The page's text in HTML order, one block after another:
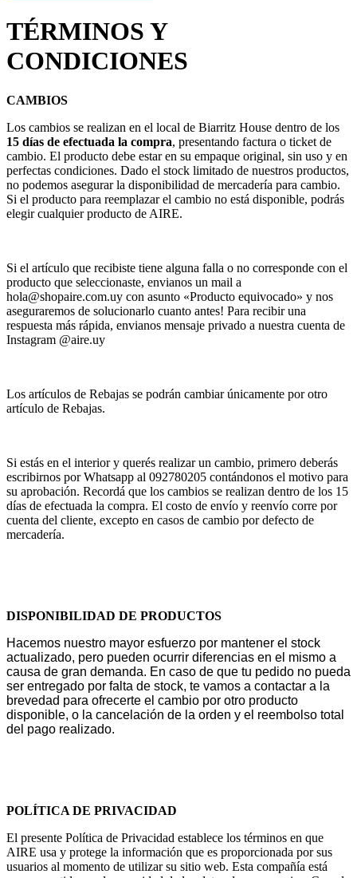
TÉRMINOS Y
CONDICIONES
CAMBIOS
Los cambios se realizan en el local de Biarritz House dentro de los
15 días de efectuada la compra, presentando factura o ticket de
cambio. El producto debe estar en su empaque original, sin uso y en
perfectas condiciones. Dado el stock limitado de nuestros productos,
no podemos asegurar la disponibilidad de mercadería para cambio.
Si el producto para reemplazar el cambio no está disponible, podrás
elegir cualquier producto de AIRE.
Si el artículo que recibiste tiene alguna falla o no corresponde con el
producto que seleccionaste, envianos un mail a
hola@shopaire.com.uy con asunto «Producto equivocado» y nos
aseguraremos de solucionarlo cuanto antes! Para recibir una
respuesta más rápida, envianos mensaje privado a nuestra cuenta de
Instagram @aire.uy
Los artículos de Rebajas se podrán cambiar únicamente por otro
artículo de Rebajas.
Si estás en el interior y querés realizar un cambio, primero deberás
escribirnos por Whatsapp al 092780205 contándonos el motivo para
su aprobación. Recordá que los cambios se realizan dentro de los 15
días de efectuada la compra. El costo de envío y reenvío corre por
cuenta del cliente, excepto en casos de cambio por defecto de
mercadería.
DISPONIBILIDAD DE PRODUCTOS
Hacemos nuestro mayor esfuerzo por mantener el stock
actualizado, pero pueden ocurrir diferencias en el mismo a
causa de gran demanda. En caso de que tu pedido no pueda
ser entregado por falta de stock, te vamos a contactar a la
brevedad para ofrecerte e l cambio por otro producto
disponible, o l a cancelación de la orden y el reembolso total
del pago realizado.
POLÍTICA DE PRIVACIDAD
El presente Política de Privacidad establece los términos en que
AIRE usa y protege la información que es proporcionada por sus
usuarios al momento de utilizar su sitio web. Esta compañía está